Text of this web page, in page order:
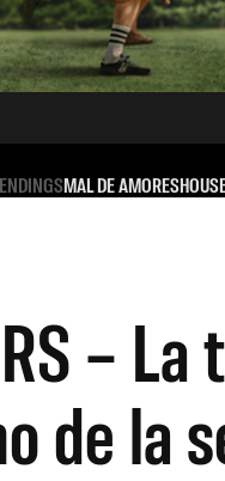
MAL DE AMORES
–
de la